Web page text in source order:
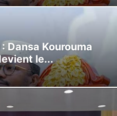
Dansa Kourouma
le...